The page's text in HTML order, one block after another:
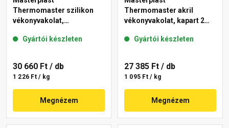
Thermomaster szilikon
vékonyvakolat,
14-D 25 kg
Gyártói készleten
30 660 Ft / db
1 226 Ft / kg
Megnézem
Thermomaster akril
vékonyvakolat, kapart 2
Gyártói készleten
27 385 Ft / db
1 095 Ft / kg
Megnézem